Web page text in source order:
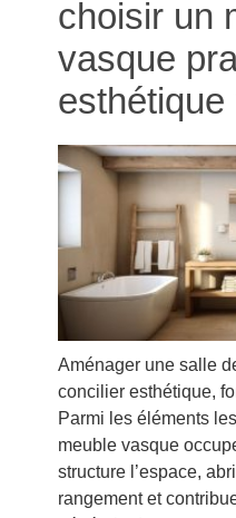
choisir un
vasque
esthétique
Aménager une salle
concilier esthétique,
Parmi les éléments
meuble vasque
structure l’espace,
rangement et